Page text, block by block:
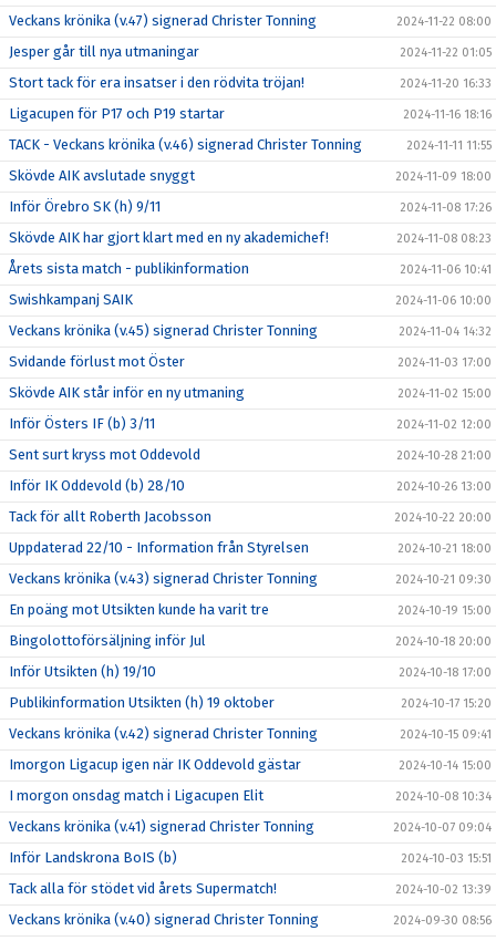
Veckans krönika (v.47) signerad Christer Tonning 2024-11-22 08:00
Jesper går till nya utmaningar 2024-11-22 01:05
Stort tack för era insatser i den rödvita tröjan! 2024-11-20 16:33
Ligacupen för P17 och P19 startar 2024-11-16 18:16
TACK - Veckans krönika (v.46) signerad Christer Tonning 2024-11-11 11:55
Skövde AIK avslutade snyggt 2024-11-09 18:00
Inför Örebro SK (h) 9/11 2024-11-08 17:26
Skövde AIK har gjort klart med en ny akademichef! 2024-11-08 08:23
Årets sista match - publikinformation 2024-11-06 10:41
Swishkampanj SAIK 2024-11-06 10:00
Veckans krönika (v.45) signerad Christer Tonning 2024-11-04 14:32
Svidande förlust mot Öster 2024-11-03 17:00
Skövde AIK står inför en ny utmaning 2024-11-02 15:00
Inför Östers IF (b) 3/11 2024-11-02 12:00
Sent surt kryss mot Oddevold 2024-10-28 21:00
Inför IK Oddevold (b) 28/10 2024-10-26 13:00
Tack för allt Roberth Jacobsson 2024-10-22 20:00
Uppdaterad 22/10 - Information från Styrelsen 2024-10-21 18:00
Veckans krönika (v.43) signerad Christer Tonning 2024-10-21 09:30
En poäng mot Utsikten kunde ha varit tre 2024-10-19 15:00
Bingolottoförsäljning inför Jul 2024-10-18 20:00
Inför Utsikten (h) 19/10 2024-10-18 17:00
Publikinformation Utsikten (h) 19 oktober 2024-10-17 15:20
Veckans krönika (v.42) signerad Christer Tonning 2024-10-15 09:41
Imorgon Ligacup igen när IK Oddevold gästar 2024-10-14 15:00
I morgon onsdag match i Ligacupen Elit 2024-10-08 10:34
Veckans krönika (v.41) signerad Christer Tonning 2024-10-07 09:04
Inför Landskrona BoIS (b) 2024-10-03 15:51
Tack alla för stödet vid årets Supermatch! 2024-10-02 13:39
Veckans krönika (v.40) signerad Christer Tonning 2024-09-30 08:56